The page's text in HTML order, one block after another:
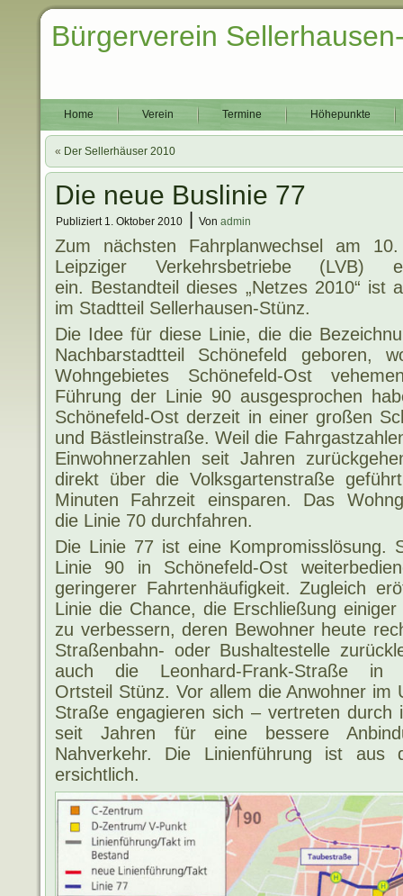
Bürgerverein
Home Verein Termine Höhepunkte
« Der Sellerhäuser 2010
Die neue Buslinie 77
Publiziert 1. Oktober 2010 Von admin
Zum nächsten Fahrplanwechsel am
Leipziger Verkehrsbetriebe (LVB)
ein. Bestandteil dieses „Netzes 2010“ ist
im Stadtteil Sellerhausen-Stünz.
Die Idee für diese Linie, die die
Nachbarstadtteil Schönefeld geboren,
Wohngebietes Schönefeld-Ost
Führung der Linie 90 ausgesprochen
Schönefeld-Ost derzeit in einer großen
und Bästleinstraße. Weil die
Einwohnerzahlen seit Jahren
direkt über die Volksgartenstraße
Minuten Fahrzeit einsparen. Das
die Linie 70 durchfahren.
Die Linie 77 ist eine Kompromisslösung.
Linie 90 in Schönefeld-Ost
geringerer Fahrtenhäufigkeit. Zugleich
Linie die Chance, die Erschließung
zu verbessern, deren Bewohner heute
Straßenbahn- oder Bushaltestelle
auch die Leonhard-Frank-Straße in
Ortsteil Stünz. Vor allem die Anwohner im
Straße engagieren sich – vertreten durch
seit Jahren für eine bessere
Nahverkehr. Die Linienführung ist aus
ersichtlich.